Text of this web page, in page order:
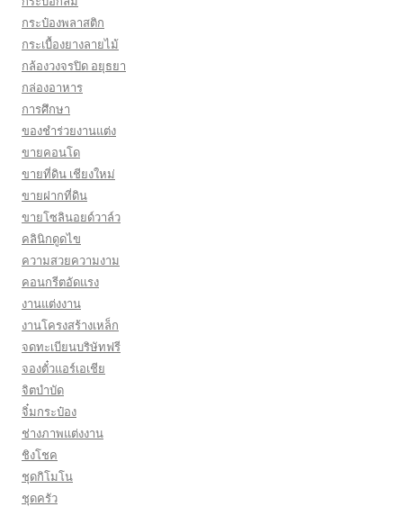
กระป๋องพลาสติก
กระเบื้องยางลายไม้
กล้องวงจรปิด อยุธยา
กล่องอาหาร
การศึกษา
ของชำร่วยงานแต่ง
ขายคอนโด
ขายที่ดิน เชียงใหม่
ขายฝากที่ดิน
ขายโซลินอยด์วาล์ว
คลินิกดูดไข
ความสวยความงาม
คอนกรีตอัดแรง
งานแต่งงาน
งานโครงสร้างเหล็ก
จดทะเบียนบริษัทฟรี
จองตั๋วแอร์เอเชีย
จิตบำบัด
จิ๋มกระป๋อง
ช่างภาพแต่งงาน
ชิงโชค
ชุดกิโมโน
ชุดครัว